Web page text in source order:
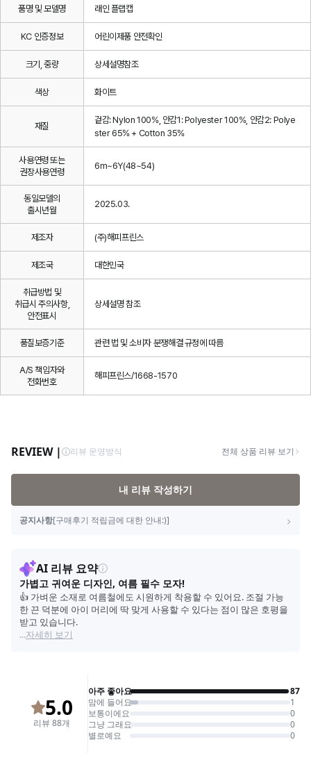
품명 및 모델명 래인 플랩캡
KC 인증정보 어린이제품 안전확인
크기, 중량 상세설명참조
색상 화이트
재질
겉감: Nylon 100%, 안감1: Polyester 100%, 안감2: Polye
ster 65% + Cotton 35%
사용연령 또는
권장사용연령
6m~6Y(48~54)
동일모델의
출시년월
2025.03.
제조자 (주)해피프린스
제조국 대한민국
취급방법 및
취급시 주의사항,
안전표시
상세설명 참조
품질보증기준 관련 법 및 소비자 분쟁해결 규정에 따름
A/S 책임자와
전화번호
해피프린스/1668-1570